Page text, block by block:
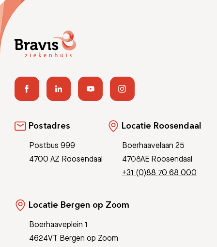
Postadres
Postbus 999
4700 AZ Roosendaal
Locatie Roosendaal
Boerhaavelaan 25
4708AE Roosendaal
+31 (0)88 70 68 000
Locatie Bergen op Zoom
Boerhaaveplein 1
4624VT Bergen op Zoom